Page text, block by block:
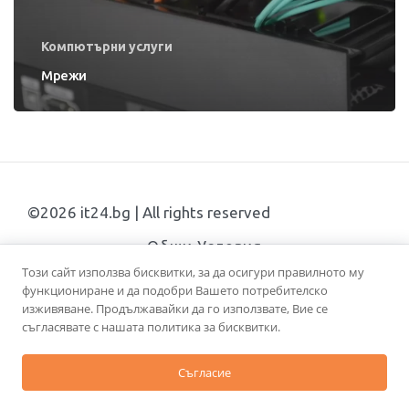
Компютърни услуги
Мрежи
©2026 it24.bg | All rights reserved
Общи Условия
Този сайт използва бисквитки, за да осигури правилното му
функциониране и да подобри Вашето потребителско
изживяване. Продължавайки да го използвате, Вие се
съгласявате с нашата политика за бисквитки.
Съгласие